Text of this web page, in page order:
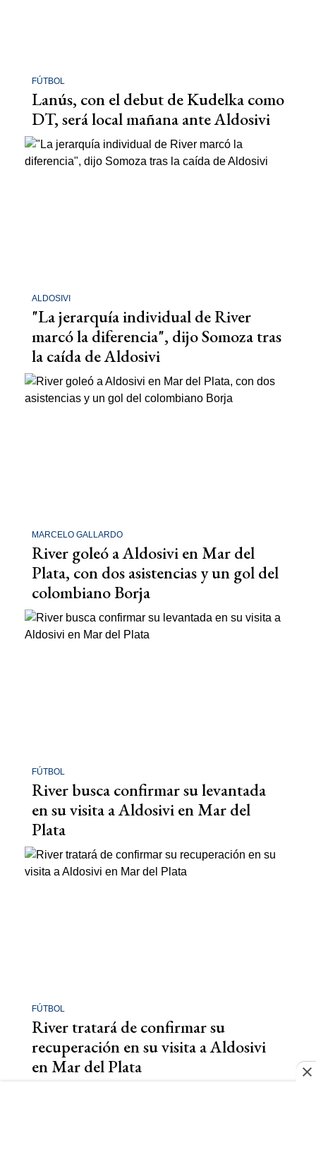
FÚTBOL
Lanús, con el debut de Kudelka como
DT, será local mañana ante Aldosivi
ALDOSIVI
"La jerarquía individual de River
marcó la diferencia", dijo Somoza tras
la caída de Aldosivi
MARCELO GALLARDO
River goleó a Aldosivi en Mar del
Plata, con dos asistencias y un gol del
colombiano Borja
FÚTBOL
River busca confirmar su levantada
en su visita a Aldosivi en Mar del
Plata
FÚTBOL
River tratará de confirmar su
recuperación en su visita a Aldosivi
en Mar del Plata